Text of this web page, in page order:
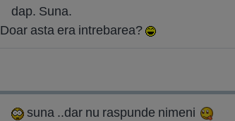
dap. Suna.
Doar asta era intrebarea?
suna ..dar nu raspunde nimeni